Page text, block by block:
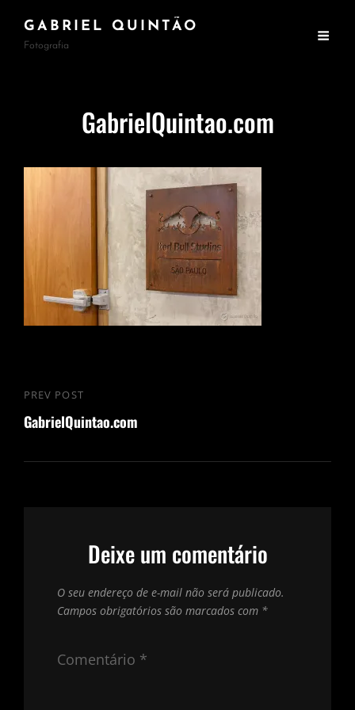
GABRIEL QUINTÃO
Fotografia
GabrielQuintao.com
Navegação
de
Previous
Post
PREV POST
GabrielQuintao.com
Deixe um comentário
O seu endereço de e-mail não será publicado.
Campos obrigatórios são marcados com *
Comentário *